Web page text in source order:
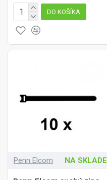
DO KOŠÍKA
Penn Elcom NA SKLADE